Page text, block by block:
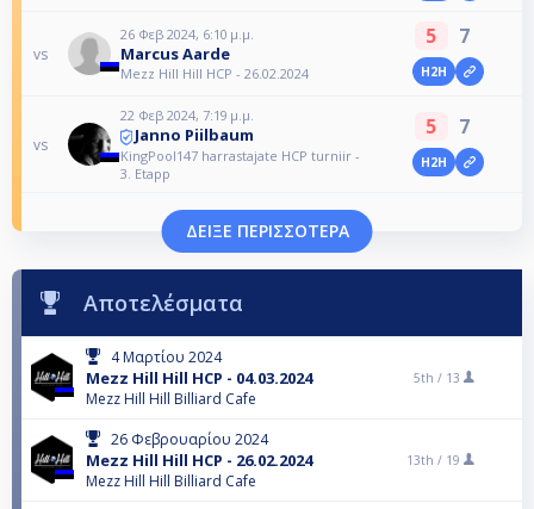
vs
26 Φεβ 2024, 6:10 μ.μ.
Marcus Aarde
Mezz Hill Hill HCP - 26.02.2024
5 7
H2H
vs
22 Φεβ 2024, 7:19 μ.μ.
Janno Piilbaum
KingPool147 harrastajate HCP turniir -
3. Etapp
5 7
H2H
ΔΕΊΞΕ ΠΕΡΙΣΣΌΤΕΡΑ
Αποτελέσματα
4 Μαρτίου 2024
Mezz Hill Hill HCP - 04.03.2024
Mezz Hill Hill Billiard Cafe
5th / 13
26 Φεβρουαρίου 2024
Mezz Hill Hill HCP - 26.02.2024
Mezz Hill Hill Billiard Cafe
13th / 19